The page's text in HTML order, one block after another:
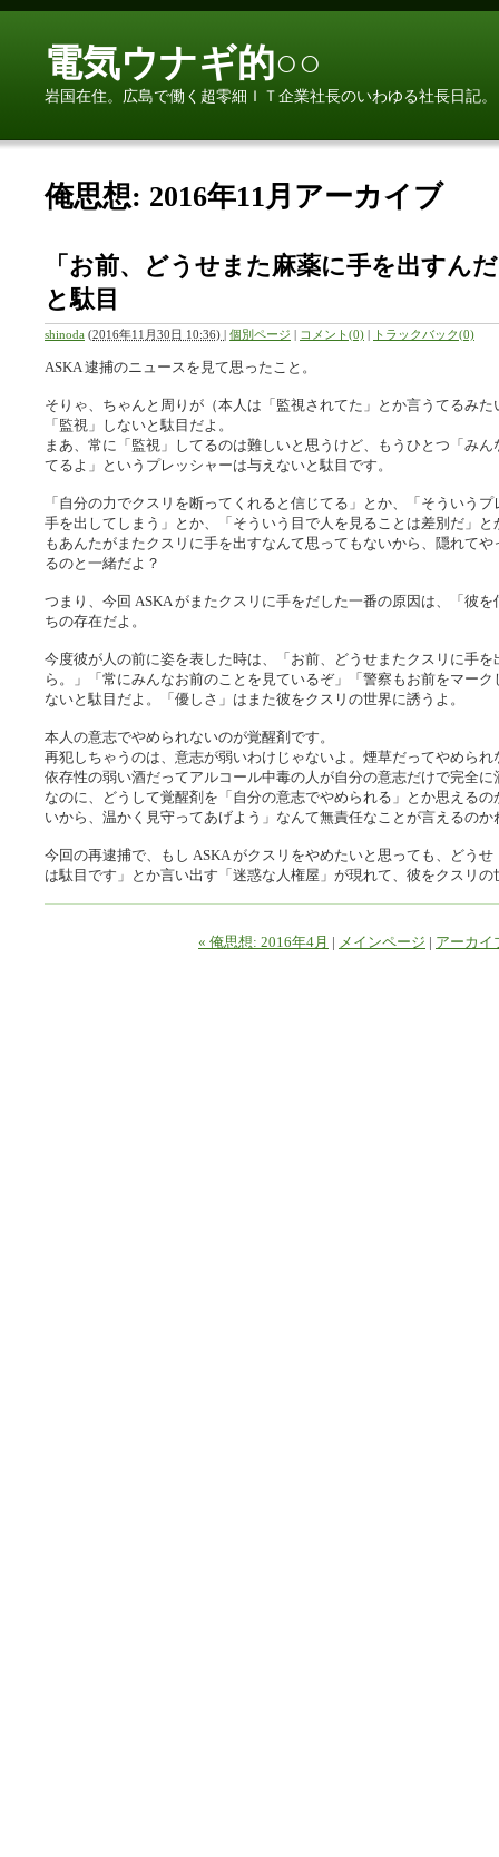
電気ウナギ的○○
岩国在住。広島で働く超零細ＩＴ企業社長のいわゆる社長日記。
俺思想: 2016年11月アーカイブ
「お前、どうせまた麻薬に手を出すん
と駄目
shinoda (2016年11月30日 10:36) | 個別ページ | コメント(0) | トラックバック(0)
ASKA 逮捕のニュースを見て思ったこと。
そりゃ、ちゃんと周りが（本人は「監視されてた」とか言うてるみ
「監視」しないと駄目だよ。
まあ、常に「監視」してるのは難しいと思うけど、もうひとつ「み
てるよ」というプレッシャーは与えないと駄目です。
「自分の力でクスリを断ってくれると信じてる」とか、「そういう
手を出してしまう」とか、「そういう目で人を見ることは差別だ」
もあんたがまたクスリに手を出すなんて思ってもないから、隠れて
るのと一緒だよ？
つまり、今回 ASKA がまたクスリに手をだした一番の原因は、「彼
ちの存在だよ。
今度彼が人の前に姿を表した時は、「お前、どうせまたクスリに手
ら。」「常にみんなお前のことを見ているぞ」「警察もお前をマー
ないと駄目だよ。「優しさ」はまた彼をクスリの世界に誘うよ。
本人の意志でやめられないのが覚醒剤です。
再犯しちゃうのは、意志が弱いわけじゃないよ。煙草だってやめら
依存性の弱い酒だってアルコール中毒の人が自分の意志だけで完全
なのに、どうして覚醒剤を「自分の意志でやめられる」とか思える
いから、温かく見守ってあげよう」なんて無責任なことが言えるのか
今回の再逮捕で、もし ASKA がクスリをやめたいと思っても、どう
は駄目です」とか言い出す「迷惑な人権屋」が現れて、彼をクスリ
« 俺思想: 2016年4月 | メインページ | アーカイ